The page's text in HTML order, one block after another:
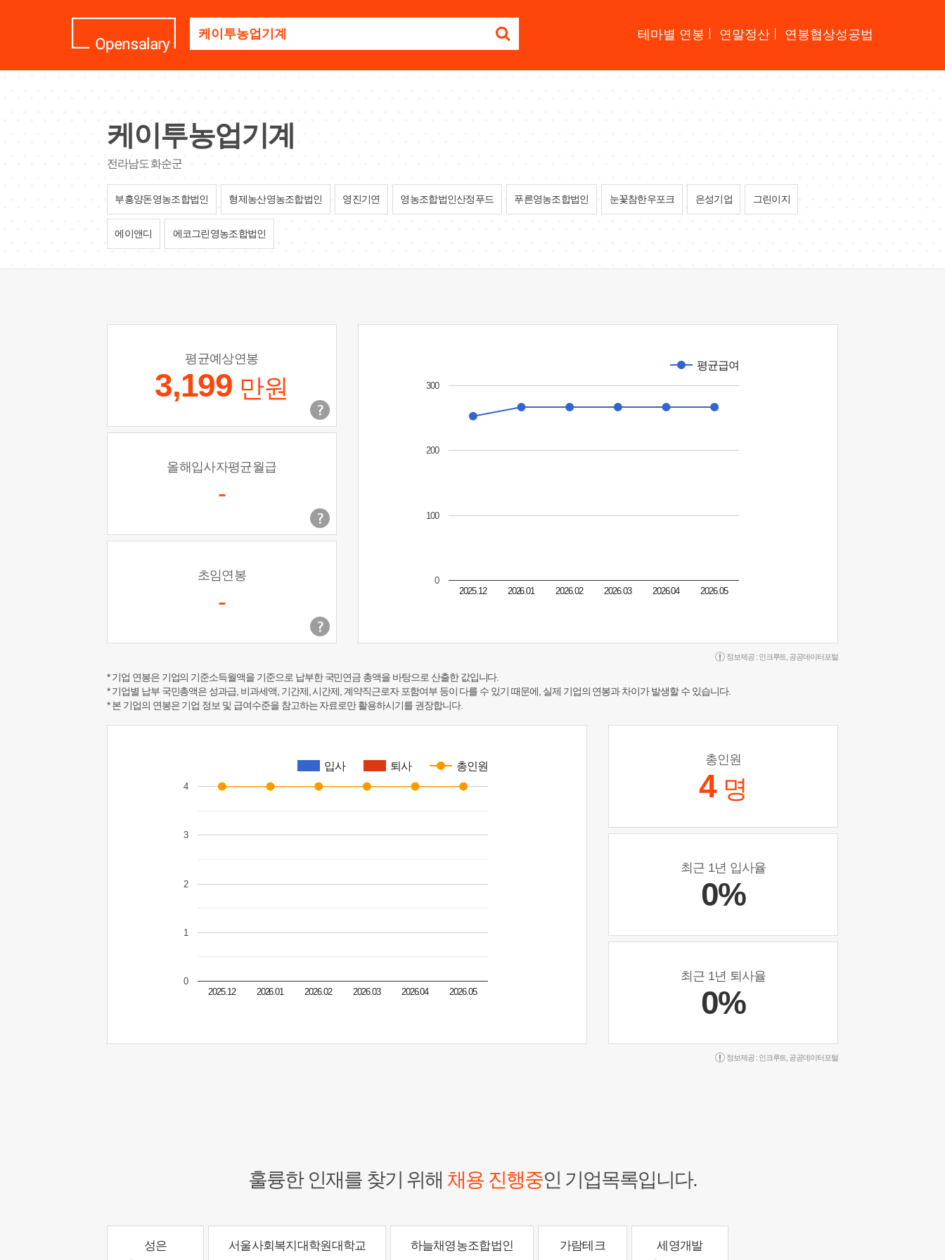
업
명
세
요
테마별 연봉 연말정산 연봉협상성공법
케이투농업기계
전라남도 화순군
부흥양돈영농조합법인 형제농산영농조합법인 영진기연 영농조합법인산정푸드 푸른영농조합법인 눈꽃참한우포크 은성기업 그린이지
에이앤디 에코그린영농조합법인
평균예상연봉
3,199 만원
올해입사자평균월급
-
초임연봉
-
평균급여
2025.12 2026.01 2026.02 2026.03 2026.04 2026.05
0
100
200
300
정보제공 : 인크루트 공공데이터포털
* 기업 연봉은 기업의 기준소득월액을 기준으로 납부한 국민연금 총액을 바탕으로 산출한 값입니다.
* 기업별 납부 국민총액은 성과급, 비과세액, 기간제, 시간제, 계약직근로자 포함여부 등이 다를 수 있기 때문에, 실제 기업의 연봉과 차이가 발생할 수 있습니다.
* 본 기업의 연봉은 기업 정보 및 급여수준을 참고하는 자료로만 활용하시기를 권장합니다.
입사 퇴사 총인원
2025.12 2026.01 2026.02 2026.03 2026.04 2026.05
0
1
2
3
4
총인원
4 명
최근 1년 입사율
0%
최근 1년 퇴사율
0%
정보제공 : 인크루트 공공데이터포털
훌륭한 인재를 찾기 위해 채용 진행중인 기업목록입니다.
성은 서울사회복지대학원대학교 하늘채영농조합법인 가람테크 세영개발